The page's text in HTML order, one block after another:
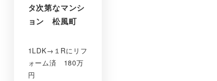
タ次第なマンシ
ョン 松風町
1LDK→１Rにリフ
ォーム済 180万
円